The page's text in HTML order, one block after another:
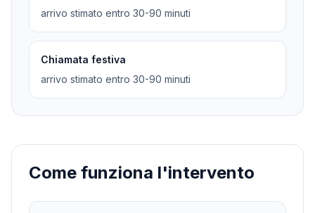
arrivo stimato entro 30-90 minuti
Chiamata festiva
arrivo stimato entro 30-90 minuti
Come funziona l'intervento